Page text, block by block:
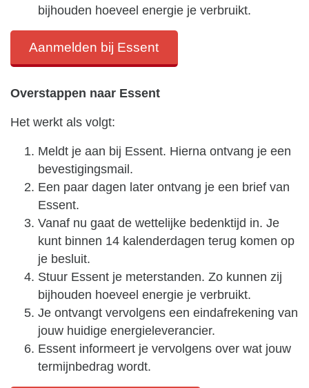
bijhouden hoeveel energie je verbruikt.
Aanmelden bij Essent
Overstappen naar Essent
Het werkt als volgt:
Meldt je aan bij Essent. Hierna ontvang je een
bevestigingsmail.
Een paar dagen later ontvang je een brief van
Essent.
Vanaf nu gaat de wettelijke bedenktijd in. Je
kunt binnen 14 kalenderdagen terug komen op
je besluit.
Stuur Essent je meterstanden. Zo kunnen zij
bijhouden hoeveel energie je verbruikt.
Je ontvangt vervolgens een eindafrekening van
jouw huidige energieleverancier.
Essent informeert je vervolgens over wat jouw
termijnbedrag wordt.